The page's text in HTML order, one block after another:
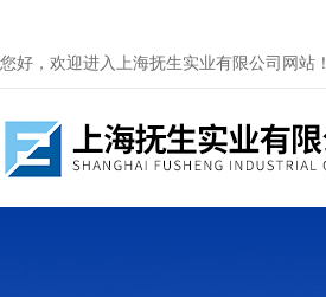
您好，欢迎进入上海抚生实业有限公司网站！